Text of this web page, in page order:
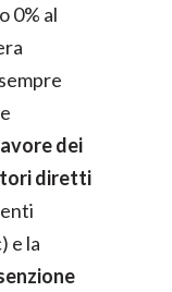
0% al
dei
diretti
e la